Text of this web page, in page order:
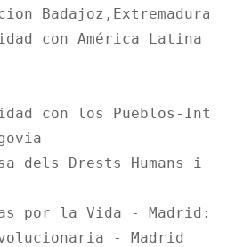
Badajoz,Extremadura
con América Latina
con los Pueblos-
dels Drests Humans i
por la Vida - Madrid:
- Madrid